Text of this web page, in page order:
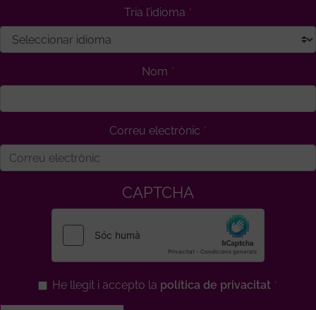
Tria l’idioma
Nom
Correu electrònic
CAPTCHA
He llegit i accepto la política de privacitat